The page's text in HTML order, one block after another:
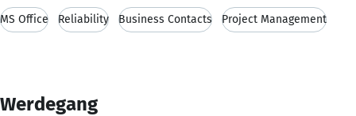
MS Office Reliability Business Contacts Project Management
Werdegang